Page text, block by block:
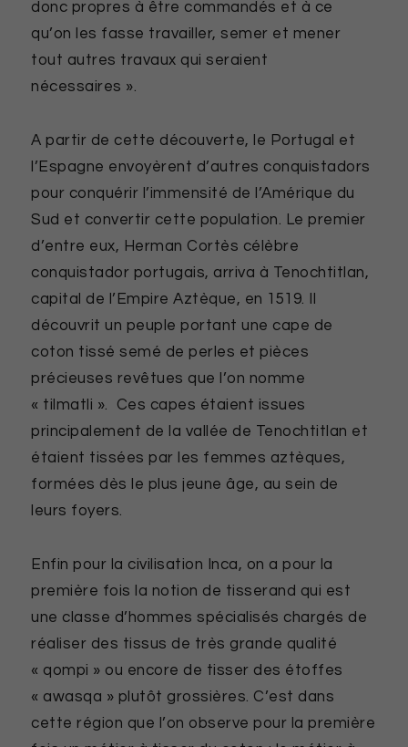
donc propres à être commandés et à ce
qu’on les fasse travailler, semer et mener
tout autres travaux qui seraient
nécessaires ».
A partir de cette découverte, le Portugal et
l’Espagne envoyèrent d’autres conquistadors
pour conquérir l’immensité de l’Amérique du
Sud et convertir cette population. Le premier
d’entre eux, Herman Cortès célèbre
conquistador portugais, arriva à Tenochtitlan,
capital de l’Empire Aztèque, en 1519. Il
découvrit un peuple portant une cape de
coton tissé semé de perles et pièces
précieuses revêtues que l’on nomme
« tilmatli ». Ces capes étaient issues
principalement de la vallée de Tenochtitlan et
étaient tissées par les femmes aztèques,
formées dès le plus jeune âge, au sein de
leurs foyers.
Enfin pour la civilisation Inca, on a pour la
première fois la notion de tisserand qui est
une classe d’hommes spécialisés chargés de
réaliser des tissus de très grande qualité
« qompi » ou encore de tisser des étoffes
« awasqa » plutôt grossières. C’est dans
cette région que l’on observe pour la première